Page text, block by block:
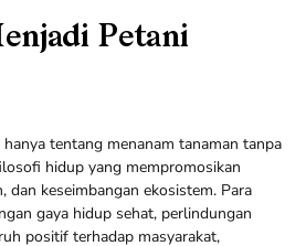
Petani
tentang menanam tanaman tanpa
hidup yang mempromosikan
dan keseimbangan ekosistem. Para
gaya hidup sehat, perlindungan
positif terhadap masyarakat,